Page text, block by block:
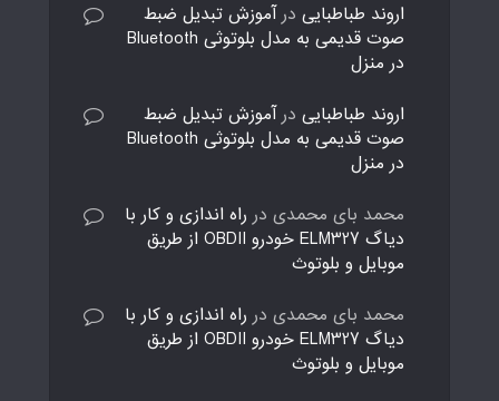
اروند طباطبایی درآموزش تبدیل ضبط
صوت قدیمی به مدل بلوتوثی Bluetooth
در منزل
اروند طباطبایی درآموزش تبدیل ضبط
صوت قدیمی به مدل بلوتوثی Bluetooth
در منزل
محمد بای محمدی در راه اندازی و کار با
دیاگ ELM327 خودرو OBDII از طریق
موبایل و بلوتوث
محمد بای محمدی در راه اندازی و کار با
دیاگ ELM327 خودرو OBDII از طریق
موبایل و بلوتوث